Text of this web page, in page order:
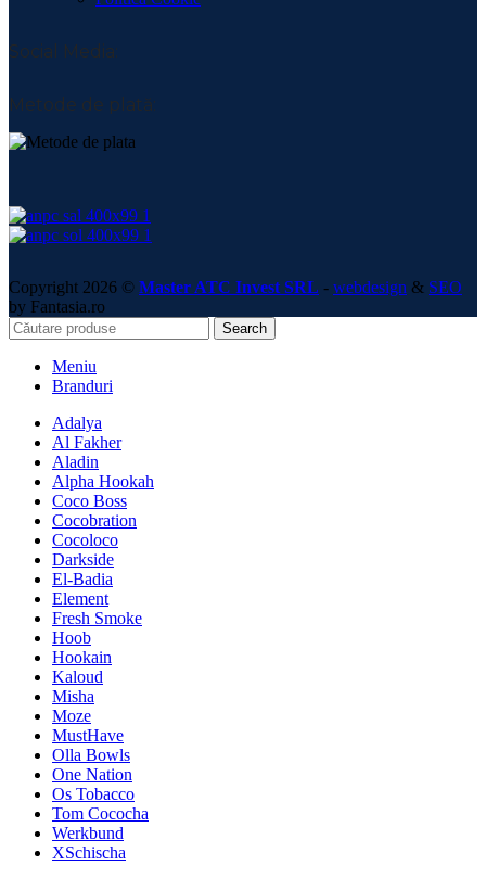
Social Media:
Metode de plată:
Copyright 2026 © Master ATC Invest SRL - webdesign & SEO
by Fantasia.ro
Search
Meniu
Branduri
Adalya
Al Fakher
Aladin
Alpha Hookah
Coco Boss
Cocobration
Cocoloco
Darkside
El-Badia
Element
Fresh Smoke
Hoob
Hookain
Kaloud
Misha
Moze
MustHave
Olla Bowls
One Nation
Os Tobacco
Tom Cococha
Werkbund
XSchischa